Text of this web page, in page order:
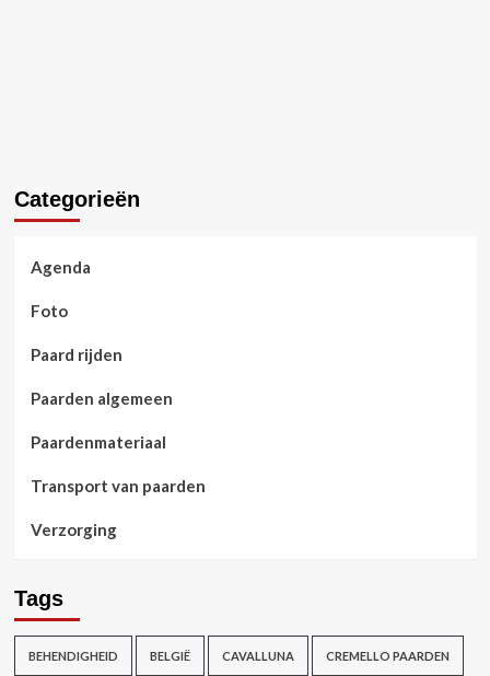
Categorieën
Agenda
Foto
Paard rijden
Paarden algemeen
Paardenmateriaal
Transport van paarden
Verzorging
Tags
BEHENDIGHEID BELGIË CAVALLUNA CREMELLO PAARDEN